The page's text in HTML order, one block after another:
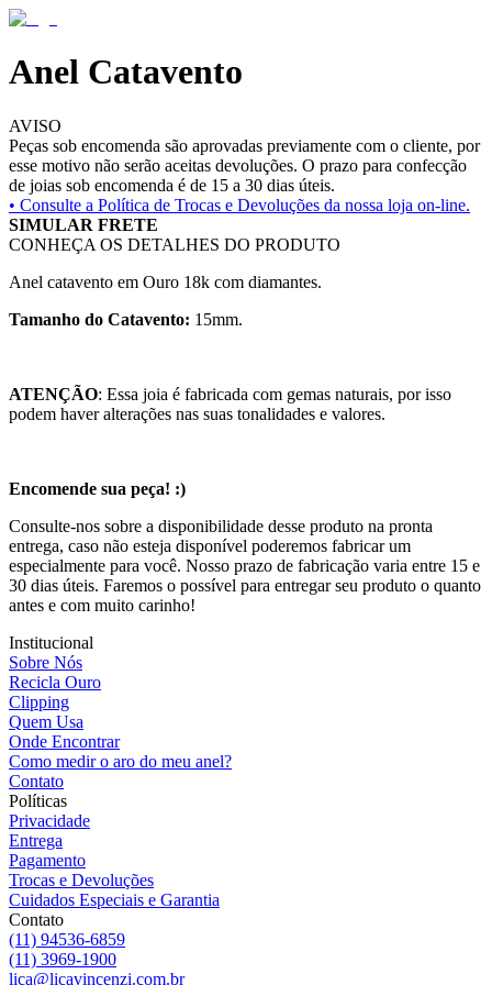
Anel Catavento
AVISO
Peças sob encomenda são aprovadas previamente com o cliente, por
esse motivo não serão aceitas devoluções. O prazo para confecção
de joias sob encomenda é de 15 a 30 dias úteis.
• Consulte a Política de Trocas e Devoluções da nossa loja on-line.
SIMULAR FRETE
CONHEÇA OS DETALHES DO PRODUTO
Anel catavento em Ouro 18k com diamantes.
Tamanho do Catavento: 15mm.
ATENÇÃO: Essa joia é fabricada com gemas naturais, por isso
podem haver alterações nas suas tonalidades e valores.
Encomende sua peça! :)
Consulte-nos sobre a disponibilidade desse produto na pronta
entrega, caso não esteja disponível poderemos fabricar um
especialmente para você. Nosso prazo de fabricação varia entre 15 e
30 dias úteis. Faremos o possível para entregar seu produto o quanto
antes e com muito carinho!
Institucional
Sobre Nós
Recicla Ouro
Clipping
Quem Usa
Onde Encontrar
Como medir o aro do meu anel?
Contato
Políticas
Privacidade
Entrega
Pagamento
Trocas e Devoluções
Cuidados Especiais e Garantia
Contato
(11) 94536-6859
(11) 3969-1900
lica@licavincenzi.com.br